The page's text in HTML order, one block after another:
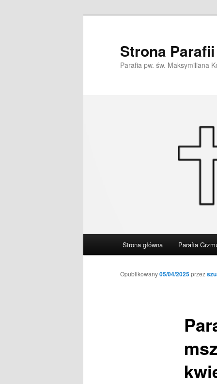
Strona
Parafia pw. św. Maksymiliana
Strona główna Parafia
Opublikowany05/04/2025przez